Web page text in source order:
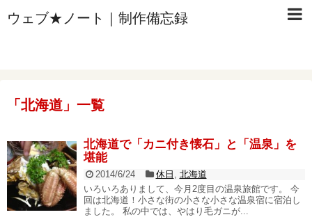
ウェブ★ノート｜制作備忘録
「 北海道 」 一覧
北海道で「カニ付き懐石」と「温泉」を
堪能
2014/6/24 休日
北海道
いろいろありまして、今月2度目の温泉旅館です。 今
回は北海道！小さな街の小さな小さな温泉宿に宿泊し
ました。 私の中では、やはり毛ガニが...